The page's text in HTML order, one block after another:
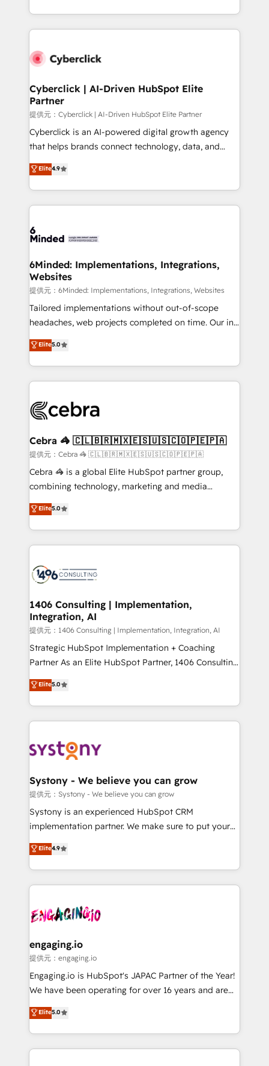
America. From casual user to super fan: make
Canada, we’ve delivered thousands of successful
HubSpot projects for mid-market and enterprise
combine HubSpot, data, and AI to design connected
and technology for predictable, scalable revenue
growth. Our expertise spans RevOps, CRM and data
architecture, AI enablement, and strategic marketing,
delivered through our proprietary FLAIR framework
for responsible AI adoption. As a HubSpot Elite
we blend strategy, creativity, and technology to help
organisations scale smarter and grow stronger.
Cyberclick | AI-Driven HubSpot Elite
Partner
提供元：Cyberclick | AI-Driven HubSpot Elite Partner
Cyberclick is an AI-powered digital growth agency
that helps brands connect technology, data, and
creativity to achieve measurable results. Founded in
Barcelona and operating across Spain, LATAM, and
the UK, we support global companies in building
smarter marketing, sales, and customer success
Iberia (Spain & Portugal), we combine human insight
growth. Our multidisciplinary team designs solutions
that simplify complexity, boost performance, and
turn innovation into real impact. 🌍 Highlights •
HubSpot Partner since 2012 • 2022 EMEA Impact
Award: Best Integration • 150+ successful HubSpot
technology for integrations • Multilingual team:
English, Spanish, Portuguese & Italian 👉 Grow
Elite4.9
6Minded: Implementations, Integrations,
Websites
提供元：6Minded: Implementations, Integrations, Websites
Tailored implementations without out-of-scope
headaches, web projects completed on time. Our in-
house team of certified CRM architects, experts,
developers, designers, and marketers handles all
aspects of your HubSpot. ✨ 400+ global clients ✨
100+ seamless migrations from 15+ different CRMs
implementations, and 5,000+ pages ✨ CS: Clients
CS: 245% organic growth & +751% new visitors for a
full-funnel HubSpot project ✨ CS: 415% conversion
boost with a new HubSpot site Recognized leaders:
🏆 HubSpot Platform Migration Impact Award 🏆
Inbound Campaign of the Year 🏆 Gold AVA Digital
Award for Best Website 🌟 Accreditations: CRM
Elite5.0
Cebra 🦓 🇨🇱🇧🇷🇲🇽🇪🇸🇺🇸🇨🇴🇵🇪🇵🇦
提供元：Cebra 🦓 🇨🇱🇧🇷🇲🇽🇪🇸🇺🇸🇨🇴🇵🇪🇵🇦
Cebra 🦓 is a global Elite HubSpot partner group,
combining technology, marketing and media
expertise across Latin America and Southern
Europe, with teams across 7 countries. Born in Chile,
we combine local insight with international reach to
help businesses grow through technology, creativity,
500+ HubSpot implementations, building end-to-
inbound and loop marketing, content, and digital
creativity. Our multicultural team works in Spanish,
Portuguese, and English to design scalable strategies
that drive measurable growth. 🌎 Highlights: • 10+
years as a HubSpot partner. • 2023 Impact Awards:
Year LATAM 2022, 2023, 2024, 2025. • Partner of the
Year 2024. • Organizer of Aliados.ai (AI, marketing &
you grow faster, smarter, and with impact.
Elite5.0
1406 Consulting | Implementation,
Integration, AI
提供元：1406 Consulting | Implementation, Integration, AI
Strategic HubSpot Implementation + Coaching
Partner As an Elite HubSpot Partner, 1406 Consulting
helps mid-market revenue teams transform how
they sell, market, and serve. We don't just build your
HubSpot—we teach your team to own it, then stay
to help you keep winning. What We Do ⚙️ CRM
Data & Content 📈 Sales & Marketing Alignment +
Agent Creation 🔄 Custom Integrations & Data
Migration Why 1406 We become part of your team.
Your team learns while we build. We fix what others
broke. Built for mid-market reality—practical
constraints. By the Numbers 🏆 Top 1% of all
HubSpot partners 🔄 Top 5% globally in client
and sales ops at mid-market companies ready to
move beyond spreadsheets into unified systems
Elite5.0
Systony - We believe you can grow
提供元：Systony - We believe you can grow
Systony is an experienced HubSpot CRM
implementation partner. We make sure to put your
organization's needs and goals first and think along
with your organization. We are only satisfied once
you are too. Why Systony? - 20+ years of
experience with CRM, Marketing, Sales & Service
Own back-end developers - Complex data
View, SuperOffice) - Custom integrations (e.g. MS
Business Central, Navision, AX, SAP, Exact, AFAS) We
focus on growing B2B companies in the SME sector
such as manufacturing, SaaS, business services and
partner, we know how important user adoption is.
That's why we have developed a step-by-step
Elite4.9
engaging.io
提供元：engaging.io
Engaging.io is HubSpot's JAPAC Partner of the Year!
We have been operating for over 16 years and are
one of HubSpot's most experienced and technically
capable Agency Partners globally. We specialise in
complex CRM migrations, implementations,
integrations, custom CMS portal development,
Elite5.0